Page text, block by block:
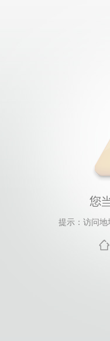
提示：访问地